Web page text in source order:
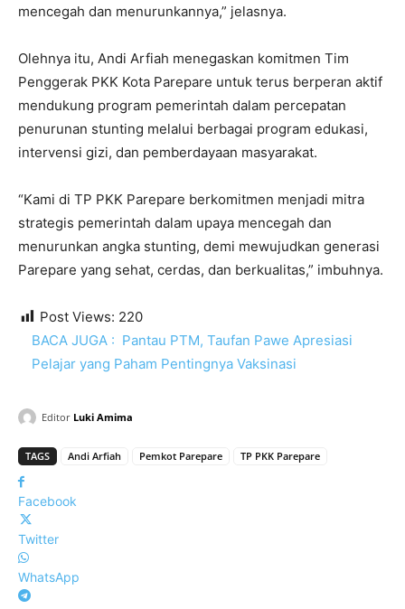
mencegah dan menurunkannya,” jelasnya.
Olehnya itu, Andi Arfiah menegaskan komitmen Tim
Penggerak PKK Kota Parepare untuk terus berperan aktif
mendukung program pemerintah dalam percepatan
penurunan stunting melalui berbagai program edukasi,
intervensi gizi, dan pemberdayaan masyarakat.
“Kami di TP PKK Parepare berkomitmen menjadi mitra
strategis pemerintah dalam upaya mencegah dan
menurunkan angka stunting, demi mewujudkan generasi
Parepare yang sehat, cerdas, dan berkualitas,” imbuhnya.
Post Views: 220
BACA JUGA : Pantau PTM, Taufan Pawe Apresiasi
Pelajar yang Paham Pentingnya Vaksinasi
Editor Luki Amima
TAGS Andi Arfiah Pemkot Parepare TP PKK Parepare
Facebook
Twitter
WhatsApp